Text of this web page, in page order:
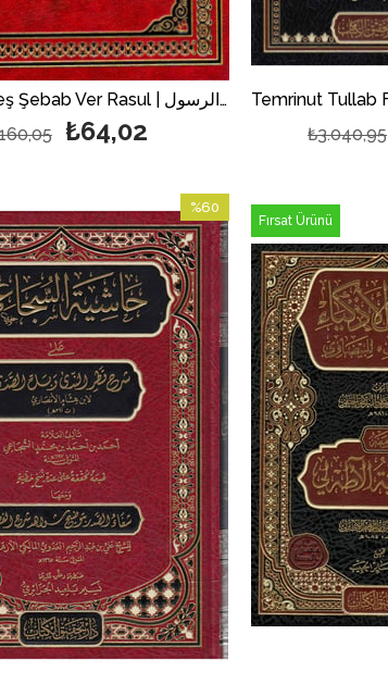
Hıvar Beyneş Şebab Ver Rasul | حوار بين الشباب والرسول
₺64,02 ₺3.040,95
%60
İndirim
%60İndirim
Fırsat Ürünü